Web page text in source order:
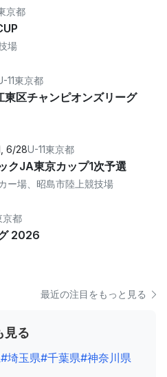
京都
場
11東京都
区チャンピオンズリーグ
6/28U-11東京都
クJA東京カップ1次予選
ー場、昭島市陸上競技場
京都
2026
最近の注目をもっと見る
見る
#埼玉県#千葉県#神奈川県